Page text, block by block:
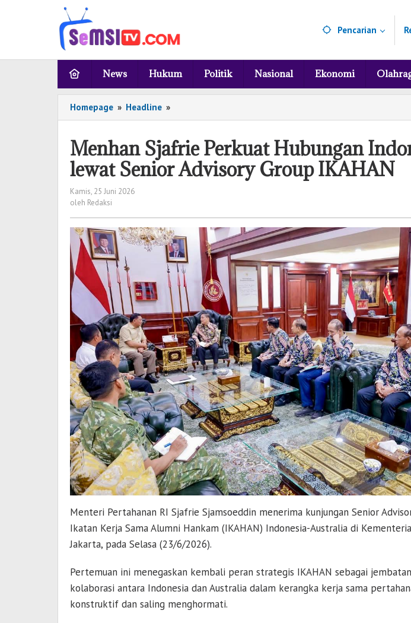
Pencarian
News Hukum Politik Nasional Ekonomi
Homepage » Headline »
Sjafrie
Hubungan
Indonesia–
Australia
IKAHAN
Menhan Sjafrie Perkuat Hubungan
lewat Senior Advisory Group IKAHAN
Kamis, 25 Juni 2026
oleh Redaksi
Menteri Pertahanan RI Sjafrie Sjamsoeddin menerima kunjungan Senior
Ikatan Kerja Sama Alumni Hankam (IKAHAN) Indonesia-Australia di
Jakarta, pada Selasa (23/6/2026).
Pertemuan ini menegaskan kembali peran strategis IKAHAN sebagai
kolaborasi antara Indonesia dan Australia dalam kerangka kerja sama
konstruktif dan saling menghormati.